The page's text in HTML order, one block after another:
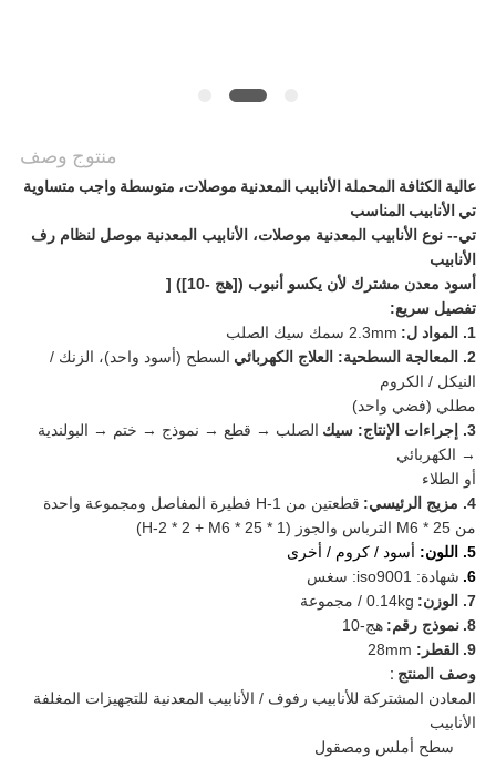
منتوج وصف
عالية الكثافة المحملة الأنابيب المعدنية موصلات، متوسطة واجب متساوية
تي الأنابيب المناسب
تي-- نوع الأنابيب المعدنية موصلات، الأنابيب المعدنية موصل لنظام رف
الأنابيب
أسود معدن مشترك لأن يكسو أنبوب ([هج -10]) [
تفصيل سريع:
1. المواد ل:
2.3mm سمك سيك الصلب
2. المعالجة السطحية: العلاج الكهربائي
السطح (أسود واحد)، الزنك /
النيكل / الكروم
مطلي (فضي واحد)
3. إجراءات الإنتاج: سيك
الصلب → قطع → نموذج → ختم → البولندية
→ الكهربائي
أو الطلاء
4. مزيج الرئيسي:
قطعتين من H-1 فطيرة المفاصل ومجموعة واحدة
من M6 * 25 الترباس والجوز (H-2 * 2 + M6 * 25 * 1)
5. اللون:
أسود / كروم / أخرى
6. شهادة: iso9001: سغس
7. الوزن:
0.14kg / مجموعة
8. نموذج رقم: هج-10
9.
القطر:
وصف المنتج :
المعادن المشتركة للأنابيب رفوف / الأنابيب المعدنية للتجهيزات المغلفة
الأنابيب
سطح أملس ومصقول